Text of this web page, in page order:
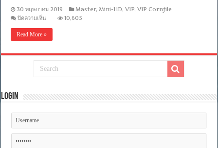
30 พฤษภาคม 2019 Master, Mini-HD,VIP,VIP Cornfile
ปิดความเห็น
1080P]
to
Your
Dragon
World
(2019)
ไว
10,605
Read More »
Login